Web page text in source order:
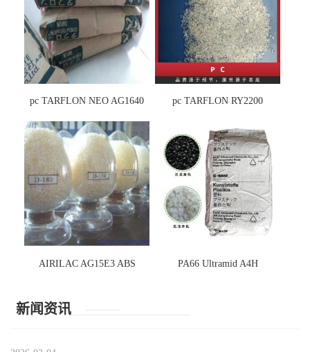
pc TARFLON NEO AG1640 pc TARFLON RY2200
AIRILAC AG15E3 ABS PA66 Ultramid A4H
新闻资讯